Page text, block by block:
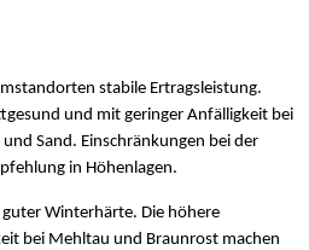
stabile Ertragsleistung.
und mit geringer Anfälligkeit bei
Sand. Einschränkungen bei der
in Höhenlagen.
guter Winterhärte. Die höhere
bei Mehltau und Braunrost machen